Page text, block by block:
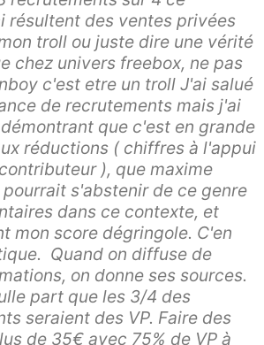
résultent des ventes privées
troll ou juste dire une vérité
chez univers freebox, ne pas
c'est etre un troll J'ai salué
de recrutements mais j'ai
que c'est en grande
réductions ( chiffres à l'appui
), que maxime
s'abstenir de ce genre
dans ce contexte, et
mon score dégringole. C'en
Quand on diffuse de
on donne ses sources.
part que les 3/4 des
seraient des VP. Faire des
de 35€ avec 75% de VP à